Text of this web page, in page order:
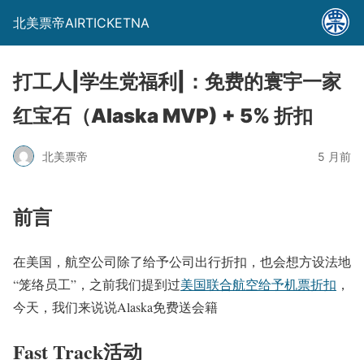
北美票帝AIRTICKETNA
打工人|学生党福利|：免费的寰宇一家
红宝石（Alaska MVP) + 5% 折扣
北美票帝 5 月前
前言
在美国，航空公司除了给予公司出行折扣，也会想方设法地
“笼络员工”，之前我们提到过美国联合航空给予机票折扣 ，
今天，我们来说说Alaska免费送会籍
Fast Track活动